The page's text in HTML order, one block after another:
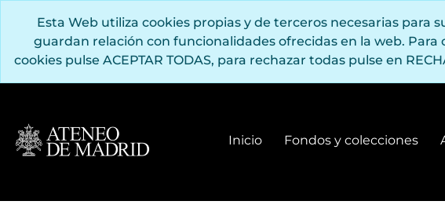
Esta Web utiliza cookies propias y de terceros necesarias
guardan relación con funcionalidades ofrecidas en la web.
cookies pulse ACEPTAR TODAS, para rechazar todas pulse en
Inicio Fondos y colecciones
Fondos y